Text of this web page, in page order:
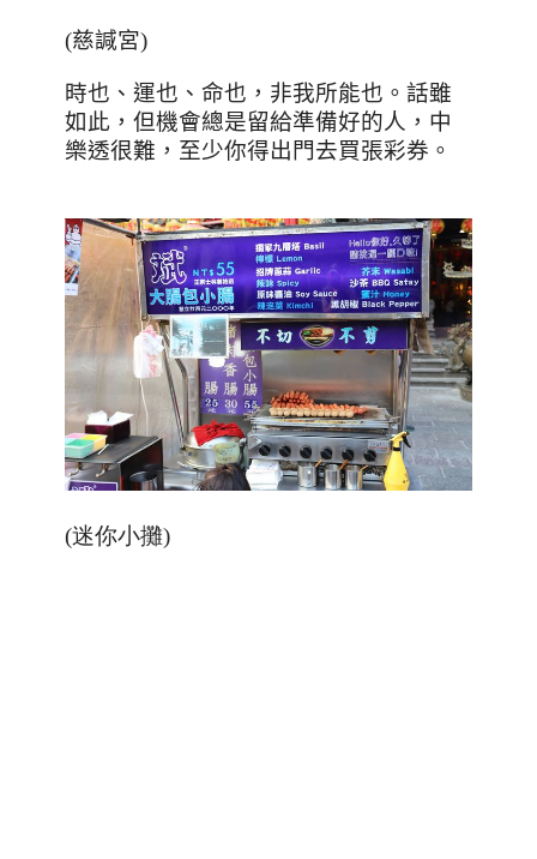
(慈諴宮)
時也、運也、命也，非我所能也。話雖
如此，但機會總是留給準備好的人，中
樂透很難，至少你得出門去買張彩券。
(迷你小攤)